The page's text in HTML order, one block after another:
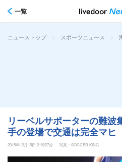
一覧
ニューストップ > スポーツニュース >
リーベルサポーターの難波
手の登場で交通は完全マヒ
2015年12月15日 21時27分
写真：SOCCER KING